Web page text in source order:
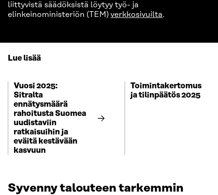
liittyvistä säädöksistä löytyy työ- ja
elinkeinoministeriön (TEM) verkkosivuilta.
Lue lisää
Vuosi 2025:
Sitralta
ennätysmäärä
rahoitusta Suomea
uudistaviin
ratkaisuihin ja
eväitä kestävään
kasvuun
Toimintakertomus
ja tilinpäätös 2025
Syvenny talouteen tarkemmin